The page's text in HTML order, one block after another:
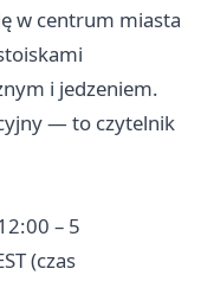
w centrum miasta
i jedzeniem.
— to czytelnik
– 5
(czas